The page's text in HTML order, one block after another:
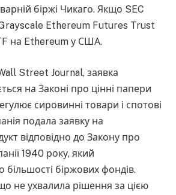
біржі Чикаго. Якщо SEC
Grayscale Ethereum Futures Trust
на Ethereum у США.
Street Journal, заявка
на Законі про цінні папери
сировинні товари і спотові
подала заявку на
відповідно до Закону про
1940 року, який
більшості біржових фондів.
не ухвалила рішення за цією